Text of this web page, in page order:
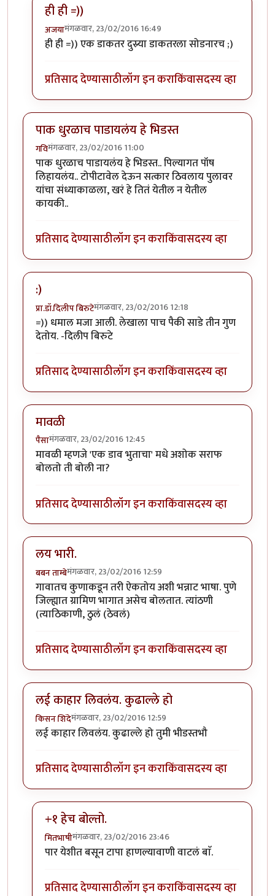
ही ही =))
अजयामंगळवार, 23/02/2016 16:49
In reply toही ही !byसस्नेह
ही ही =)) एक डाकतर दुस्र्या डाकतरला सोडनारच ;)
प्रतिसाद देण्यासाठीलॉग इन कराकिंवासदस्य व्हा
पाक धुरळाच पाडायलंय हे भिडस्त
गविमंगळवार, 23/02/2016 11:00
पाक धुरळाच पाडायलंय हे भिडस्त.. पिल्यागत पॉष
लिहायलंय.. टोपीटावेल देऊन सत्कार ठिवलाय पुलावर
यांचा संध्याकाळला, खरं हे तितं येतील न येतील
कायकी..
प्रतिसाद देण्यासाठीलॉग इन कराकिंवासदस्य व्हा
:)
प्रा.डॉ.दिलीप बिरुटेमंगळवार, 23/02/2016 12:18
=)) धमाल मजा आली. लेखाला पाच पैकी साडे तीन गुण
देतोय. -दिलीप बिरुटे
प्रतिसाद देण्यासाठीलॉग इन कराकिंवासदस्य व्हा
मावळी
पैसामंगळवार, 23/02/2016 12:45
मावळी म्हणजे 'एक डाव भुताचा' मधे अशोक सराफ
बोलतो ती बोली ना?
प्रतिसाद देण्यासाठीलॉग इन कराकिंवासदस्य व्हा
लय भारी.
बबन ताम्बेमंगळवार, 23/02/2016 12:59
गावातच कुणाकडून तरी ऐकतोय अशी भन्नाट भाषा. पुणे
जिल्ह्यात ग्रामिण भागात असेच बोलतात. त्यांठणी
(त्याठिकाणी, ठुलं (ठेवलं)
प्रतिसाद देण्यासाठीलॉग इन कराकिंवासदस्य व्हा
लई काहार लिवलंय. कुढाल्ले हो
किसन शिंदेमंगळवार, 23/02/2016 12:59
लई काहार लिवलंय. कुढाल्ले हो तुमी भीडस्तभौ
प्रतिसाद देण्यासाठीलॉग इन कराकिंवासदस्य व्हा
+१ हेच बोल्तो.
मितभाषीमंगळवार, 23/02/2016 23:46
In reply toलई काहार लिवलंय. कुढाल्ले होby
पार येशीत बसून टापा हाणल्यावाणी वाटलं बाॅ.
प्रतिसाद देण्यासाठीलॉग इन कराकिंवासदस्य व्हा